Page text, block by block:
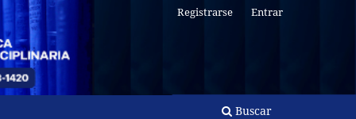
Buscar
Registrarse Entrar